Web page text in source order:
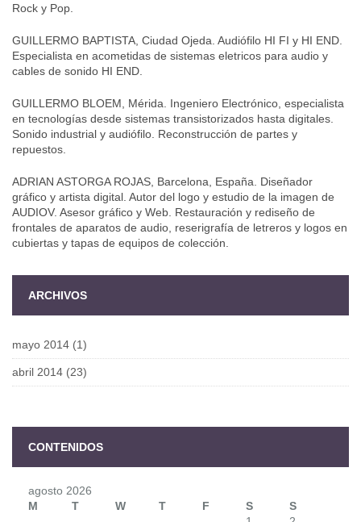
Rock y Pop.
GUILLERMO BAPTISTA, Ciudad Ojeda. Audiófilo HI FI y HI END.
Especialista en acometidas de sistemas eletricos para audio y
cables de sonido HI END.
GUILLERMO BLOEM, Mérida. Ingeniero Electrónico, especialista
en tecnologías desde sistemas transistorizados hasta digitales.
Sonido industrial y audiófilo. Reconstrucción de partes y
repuestos.
ADRIAN ASTORGA ROJAS, Barcelona, España. Diseñador
gráfico y artista digital. Autor del logo y estudio de la imagen de
AUDIOV. Asesor gráfico y Web. Restauración y rediseño de
frontales de aparatos de audio, reserigrafía de letreros y logos en
cubiertas y tapas de equipos de colección.
ARCHIVOS
mayo 2014 (1)
abril 2014 (23)
CONTENIDOS
agosto 2026
M
T W T F S
S